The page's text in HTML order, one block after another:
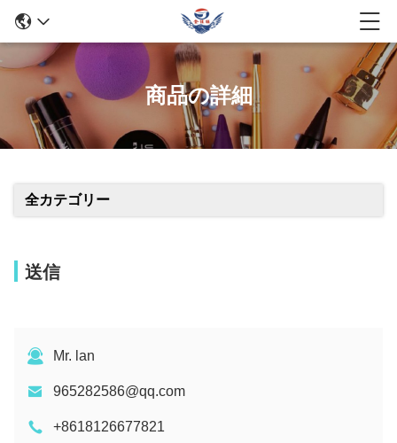
商品の詳細
全カテゴリー
送信
Mr. lan
965282586@qq.com
+8618126677821